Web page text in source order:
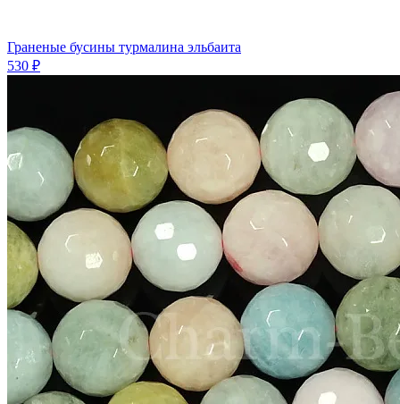
Граненые бусины турмалина эльбаита
530 ₽